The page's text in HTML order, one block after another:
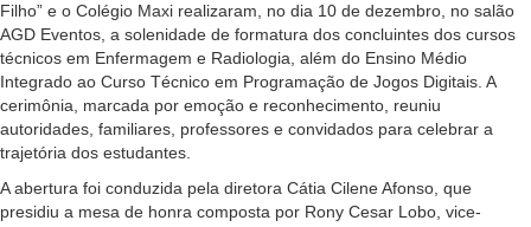
Filho” e o Colégio Maxi realizaram, no dia 10 de dezembro, no salão
AGD Eventos, a solenidade de formatura dos concluintes dos cursos
técnicos em Enfermagem e Radiologia, além do Ensino Médio
Integrado ao Curso Técnico em Programação de Jogos Digitais. A
cerimônia, marcada por emoção e reconhecimento, reuniu
autoridades, familiares, professores e convidados para celebrar a
trajetória dos estudantes.
A abertura foi conduzida pela diretora Cátia Cilene Afonso, que
presidiu a mesa de honra composta por Rony Cesar Lobo, vice-